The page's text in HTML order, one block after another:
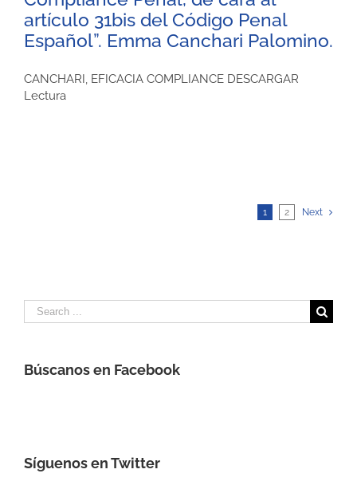
artículo 31bis del Código Penal
Español”. Emma Canchari Palomino.
CANCHARI, EFICACIA COMPLIANCE DESCARGAR
Lectura
1 2 Next
Search
for:
Búscanos en Facebook
Síguenos en Twitter